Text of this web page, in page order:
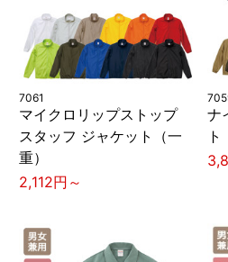
7061
マイクロリップストップ
スタッフ ジャケット（一
重）
2,112円～
ナ
ト